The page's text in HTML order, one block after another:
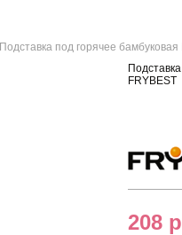
Подставка под горячее
FRYBEST
208